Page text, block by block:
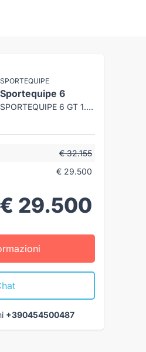
SPORTEQUIPE
Sportequipe 6
SPORTEQUIPE 6 GT 1.5 TURBO GPL 149CV DCT
€ 32.155
€ 29.500
€ 29.500
+390454500487